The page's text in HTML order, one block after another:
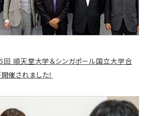
回 順天堂大学＆シンガポール国立大学合
催されました！